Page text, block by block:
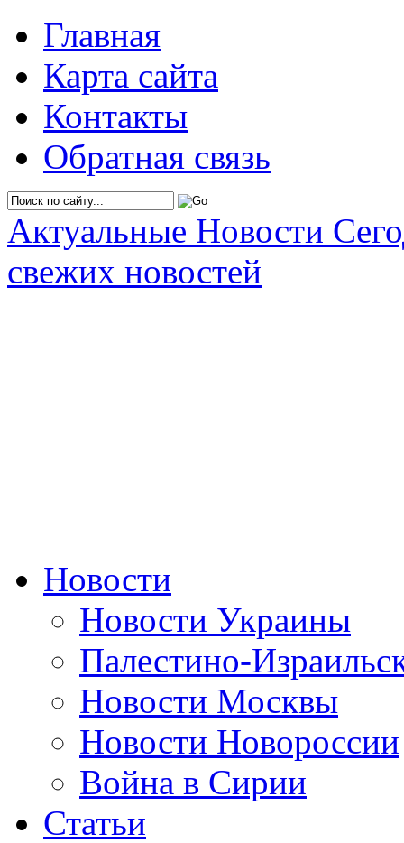
Главная
Карта сайта
Контакты
Обратная связь
Актуальные Новости
свежих новостей
Новости
Новости Украины
Палестино-
Новости Москвы
Новости Новороссии
Война в Сирии
Статьи